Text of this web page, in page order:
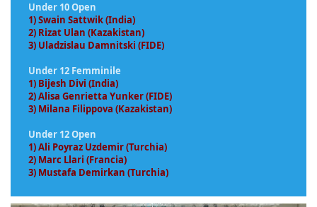
Under 10 Open
1) Swain Sattwik (India)
2) Rizat Ulan (Kazakistan)
3) Uladzislau Damnitski (FIDE)
Under 12 Femminile
1) Bijesh Divi (India)
2) Alisa Genrietta Yunker (FIDE)
3) Milana Filippova (Kazakistan)
Under 12 Open
1) Ali Poyraz Uzdemir (Turchia)
2) Marc Llari (Francia)
3) Mustafa Demirkan (Turchia)